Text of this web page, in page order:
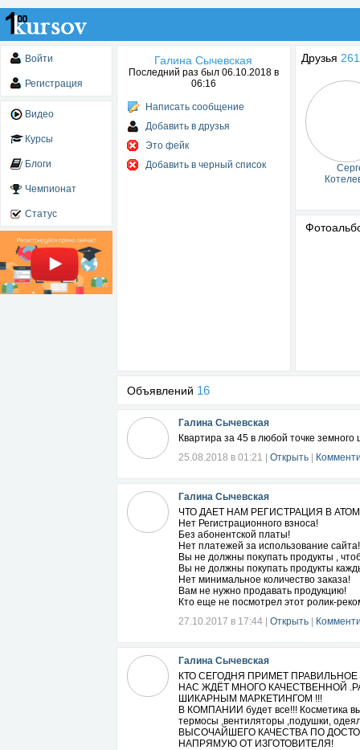
Войти
Регистрация
Видео
Курсы
Блоги
Чемпионат
Статус
Галина Сычевская
Последний раз был 06.10.2018 в
06:16
Написать сообщение
Добавить в друзья
Это фейк
Добавить в черный список
Друзья
Объявлений 16
Галина Сычевская
Квартира за 45 в любой точке
25.08.2018 в 01:21
Открыть
Галина Сычевская
ЧТО ДАЕТ НАМ РЕГИСТРАЦИЯ В
Нет Регистрационного взноса!
Без абонентской платы!
Нет платежей за использование сайта!
Вы не должны покупать продукты ,
Вы не должны покупать продукты
Нет минимальное количество заказа!
Вам не нужно продавать продукцию!
Кто еще не посмотрел этот ролик-
27.10.2017 в 17:44
Открыть
Галина Сычевская
КТО СЕГОДНЯ ПРИМЕТ ПРАВИЛЬНОЕ
НАС ЖДЁТ МНОГО КАЧЕСТВЕННОЙ
ШИКАРНЫМ МАРКЕТИНГОМ !!!
В КОМПАНИИ будет все!!! Косметика
термосы ,вентиляторы ,подушки,
ВЫСОЧАЙШЕГО КАЧЕСТВА ПО
НАПРЯМУЮ ОТ ИЗГОТОВИТЕЛЯ!